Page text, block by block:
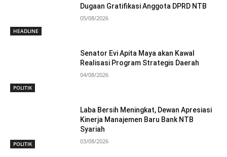
HEADLINE
Dugaan Gratifikasi Anggota DPRD NTB
05/08/2026
POLITIK
Senator Evi Apita Maya akan Kawal
Realisasi Program Strategis Daerah
04/08/2026
POLITIK
Laba Bersih Meningkat, Dewan Apresiasi
Kinerja Manajemen Baru Bank NTB
Syariah
03/08/2026